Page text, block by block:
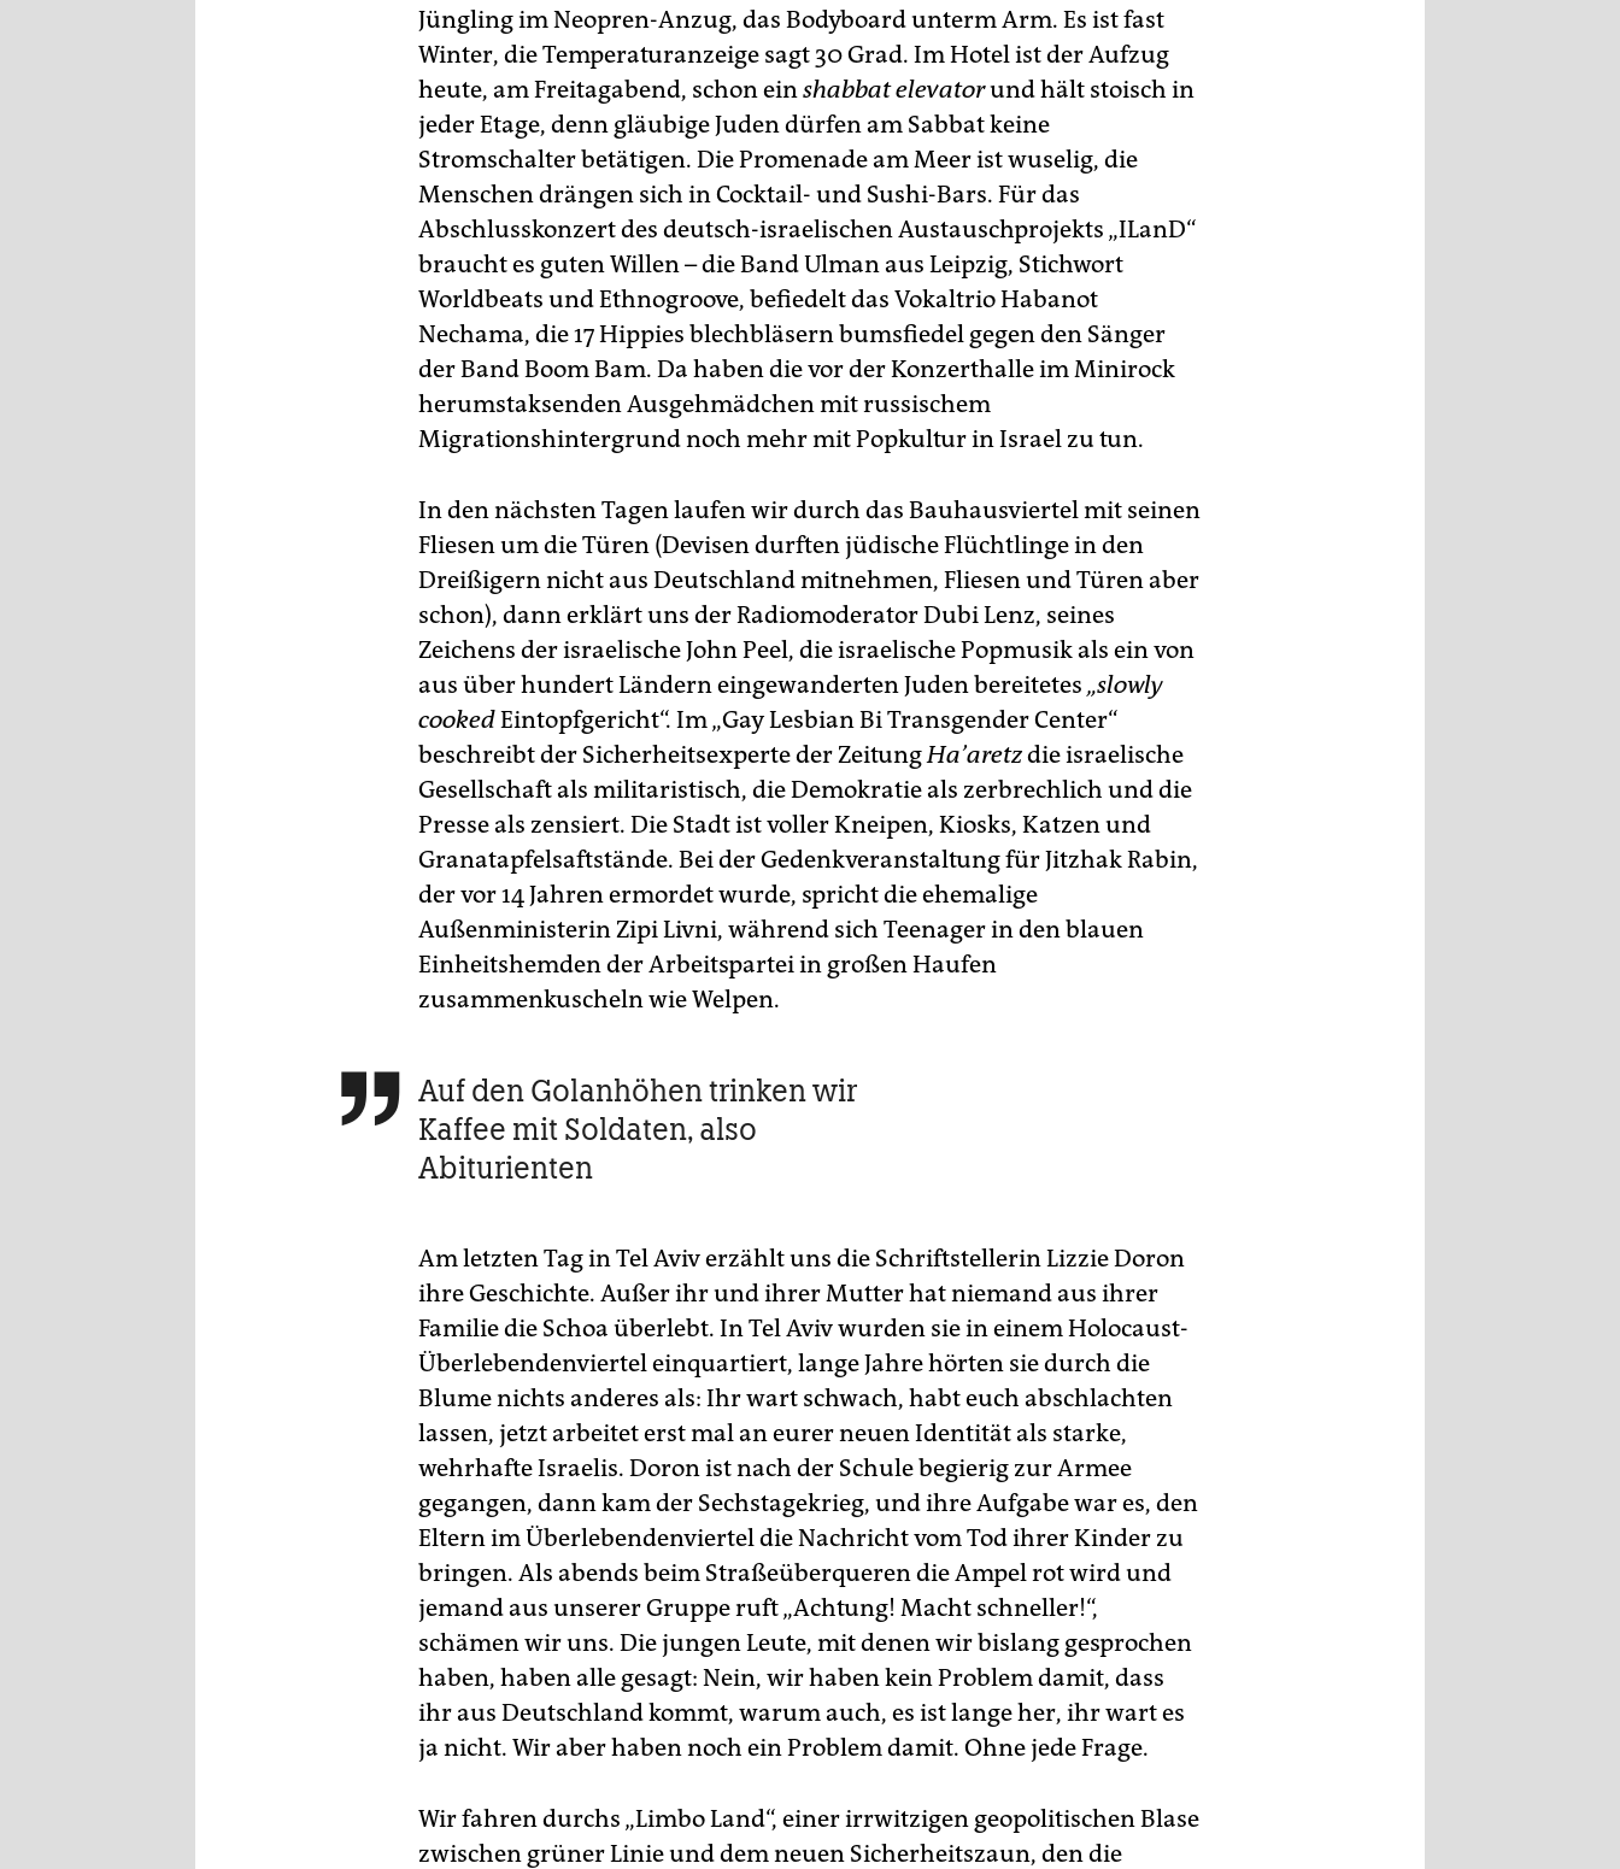
Jüngling im Neopren-Anzug, das Bodyboard unterm Arm. Es ist fast
Winter, die Temperaturanzeige sagt 30 Grad. Im Hotel ist der Aufzug
heute, am Freitagabend, schon einshabbat elevatorund hält stoisch in
jeder Etage, denn gläubige Juden dürfen am Sabbat keine
Stromschalter betätigen. Die Promenade am Meer ist wuselig, die
Menschen drängen sich in Cocktail- und Sushi-Bars. Für das
Abschlusskonzert des deutsch-israelischen Austauschprojekts „ILanD“
braucht es guten Willen – die Band Ulman aus Leipzig, Stichwort
Worldbeats und Ethnogroove, befiedelt das Vokaltrio Habanot
Nechama, die 17 Hippies blechbläsern bumsfiedel gegen den Sänger
der Band Boom Bam. Da haben die vor der Konzerthalle im Minirock
herumstaksenden Ausgehmädchen mit russischem
Migrationshintergrund noch mehr mit Popkultur in Israel zu tun.
In den nächsten Tagen laufen wir durch das Bauhausviertel mit seinen
Fliesen um die Türen (Devisen durften jüdische Flüchtlinge in den
Dreißigern nicht aus Deutschland mitnehmen, Fliesen und Türen aber
schon), dann erklärt uns der Radiomoderator Dubi Lenz, seines
Zeichens der israelische John Peel, die israelische Popmusik als ein von
aus über hundert Ländern eingewanderten Juden bereitetes „slowly
cookedEintopfgericht“. Im „Gay Lesbian Bi Transgender Center“
beschreibt der Sicherheitsexperte der ZeitungHa’aretzdie israelische
Gesellschaft als militaristisch, die Demokratie als zerbrechlich und die
Presse als zensiert. Die Stadt ist voller Kneipen, Kiosks, Katzen und
Granatapfelsaftstände. Bei der Gedenkveranstaltung für Jitzhak Rabin,
der vor 14 Jahren ermordet wurde, spricht die ehemalige
Außenministerin Zipi Livni, während sich Teenager in den blauen
Einheitshemden der Arbeitspartei in großen Haufen
zusammenkuscheln wie Welpen.
 Auf den Golanhöhen trinken wir
Kaffee mit Soldaten, also
Abiturienten
Am letzten Tag in Tel Aviv erzählt uns die Schriftstellerin Lizzie Doron
ihre Geschichte. Außer ihr und ihrer Mutter hat niemand aus ihrer
Familie die Schoa überlebt. In Tel Aviv wurden sie in einem Holocaust-
Überlebendenviertel einquartiert, lange Jahre hörten sie durch die
Blume nichts anderes als: Ihr wart schwach, habt euch abschlachten
lassen, jetzt arbeitet erst mal an eurer neuen Identität als starke,
wehrhafte Israelis. Doron ist nach der Schule begierig zur Armee
gegangen, dann kam der Sechstagekrieg, und ihre Aufgabe war es, den
Eltern im Überlebendenviertel die Nachricht vom Tod ihrer Kinder zu
bringen. Als abends beim Straßeüberqueren die Ampel rot wird und
jemand aus unserer Gruppe ruft „Achtung! Macht schneller!“,
schämen wir uns. Die jungen Leute, mit denen wir bislang gesprochen
haben, haben alle gesagt: Nein, wir haben kein Problem damit, dass
ihr aus Deutschland kommt, warum auch, es ist lange her, ihr wart es
ja nicht. Wir aber haben noch ein Problem damit. Ohne jede Frage.
Wir fahren durchs „Limbo Land“, einer irrwitzigen geopolitischen Blase
zwischen grüner Linie und dem neuen Sicherheitszaun, den die